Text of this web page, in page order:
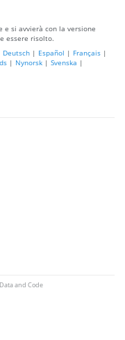
e si avvierà con la versione
essere risolto.
Deutsch | Español | Français |
| Nynorsk | Svenska |
and Code